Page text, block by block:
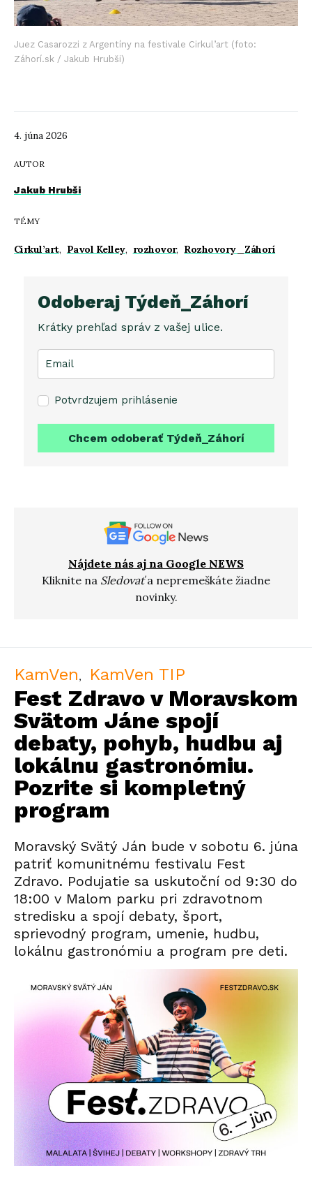
4. júna 2026
AUTOR
Jakub Hrubši
TÉMY
Cirkul’art, Pavol Kelley, rozhovor, Rozhovory_Záhorí
Juez Casarozzi z Argentíny na festivale Cirkul’art (foto:
Záhorí.sk / Jakub Hrubši)
Odoberaj Týdeň_Záhorí
Krátky prehľad správ z vašej ulice.
Potvrdzujem prihlásenie
Chcem odoberať Týdeň_Záhorí
Nájdete nás aj na Google NEWS
Kliknite na Sledovaťa nepremeškáte žiadne
novinky.
KamVen KamVen TIP
Fest Zdravo v Moravskom
Svätom Jáne spojí
debaty, pohyb, hudbu aj
lokálnu gastronómiu.
Pozrite si kompletný
program
Moravský Svätý Ján bude v sobotu 6. júna
patriť komunitnému festivalu Fest
Zdravo. Podujatie sa uskutoční od 9:30 do
18:00 v Malom parku pri zdravotnom
stredisku a spojí debaty, šport,
sprievodný program, umenie, hudbu,
lokálnu gastronómiu a program pre deti.